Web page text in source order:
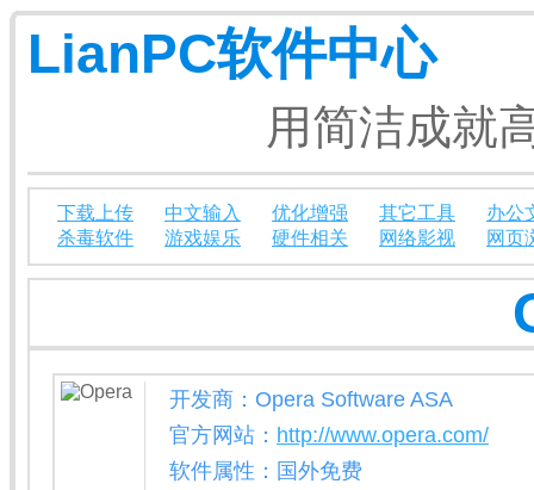
LianPC软件中心
用简洁成就
下载上传 中文输入 优化增强 其它工具
办公
杀毒软件
游戏娱乐 硬件相关 网络影视 网页
开发商：Opera Software ASA
官方网站： http://www.opera.com/
软件属性：国外免费